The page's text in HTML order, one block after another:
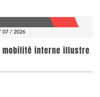
07 / 2026
mobilité interne illustre